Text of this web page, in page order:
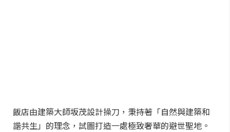
飯店由建築大師坂茂設計操刀，秉持著「自然與建築和
諧共生」的理念，試圖打造一處極致奢華的避世聖地。